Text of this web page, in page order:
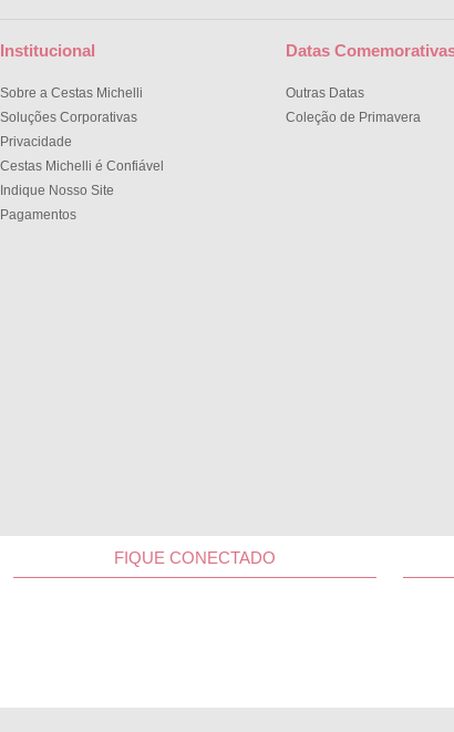
Institucional
Sobre a Cestas Michelli
Soluções Corporativas
Privacidade
Cestas Michelli é Confiável
Indique Nosso Site
Pagamentos
Datas
Outras Datas
Coleção de Primavera
FIQUE CONECTADO